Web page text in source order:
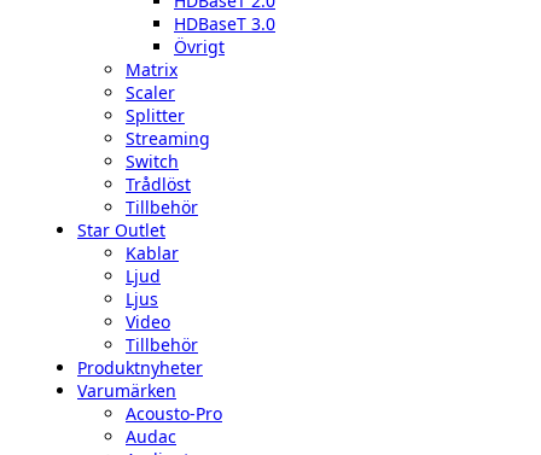
HDBaseT 3.0
Övrigt
Matrix
Scaler
Splitter
Streaming
Switch
Trådlöst
Tillbehör
Star Outlet
Kablar
Ljud
Ljus
Video
Tillbehör
Produktnyheter
Varumärken
Acousto-Pro
Audac